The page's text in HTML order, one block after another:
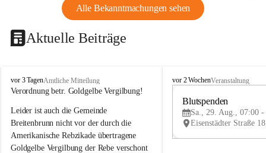
Alle Bekanntmachungen sehen
Aktuelle Beiträge
B
r
i
t
e
n
vor 3 TagenAmtliche Mitteilung
Verordnung betr. Goldgelbe Vergilbung!
Leider ist auch die Gemeinde
Breitenbrunn nicht vor der durch die
Amerikanische Rebzikade übertragene
Goldgelbe Vergilbung der Rebe verschont
B
e
vor 2 WochenVeranstaltung
Blutspenden
Sa., 29. Aug., 07:00 -